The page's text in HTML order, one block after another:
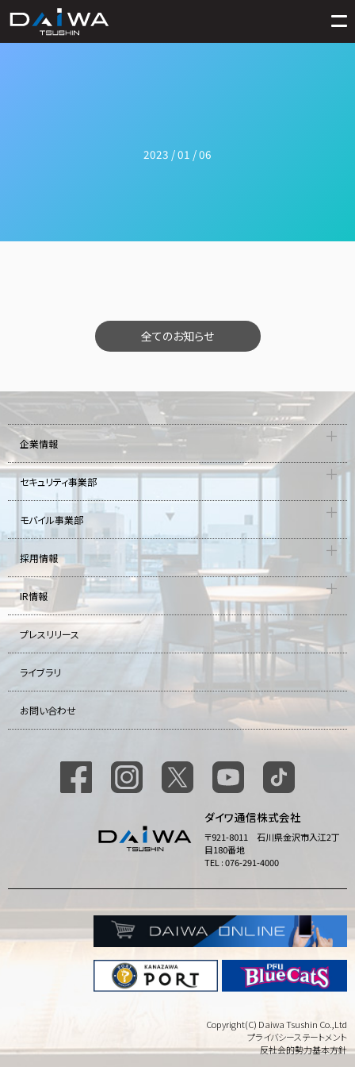
2023 / 01 / 06
全てのお知らせ
企業情報
セキュリティ事業部
モバイル事業部
採用情報
IR情報
プレスリリース
ライブラリ
お問い合わせ
ダイワ通信株式会社
〒921-8011 石川県金沢市入江2丁
目180番地
TEL : 076-291-4000
Copyright(C) Daiwa Tsushin Co.,Ltd
プライバシーステートメント
反社会的勢力基本方針